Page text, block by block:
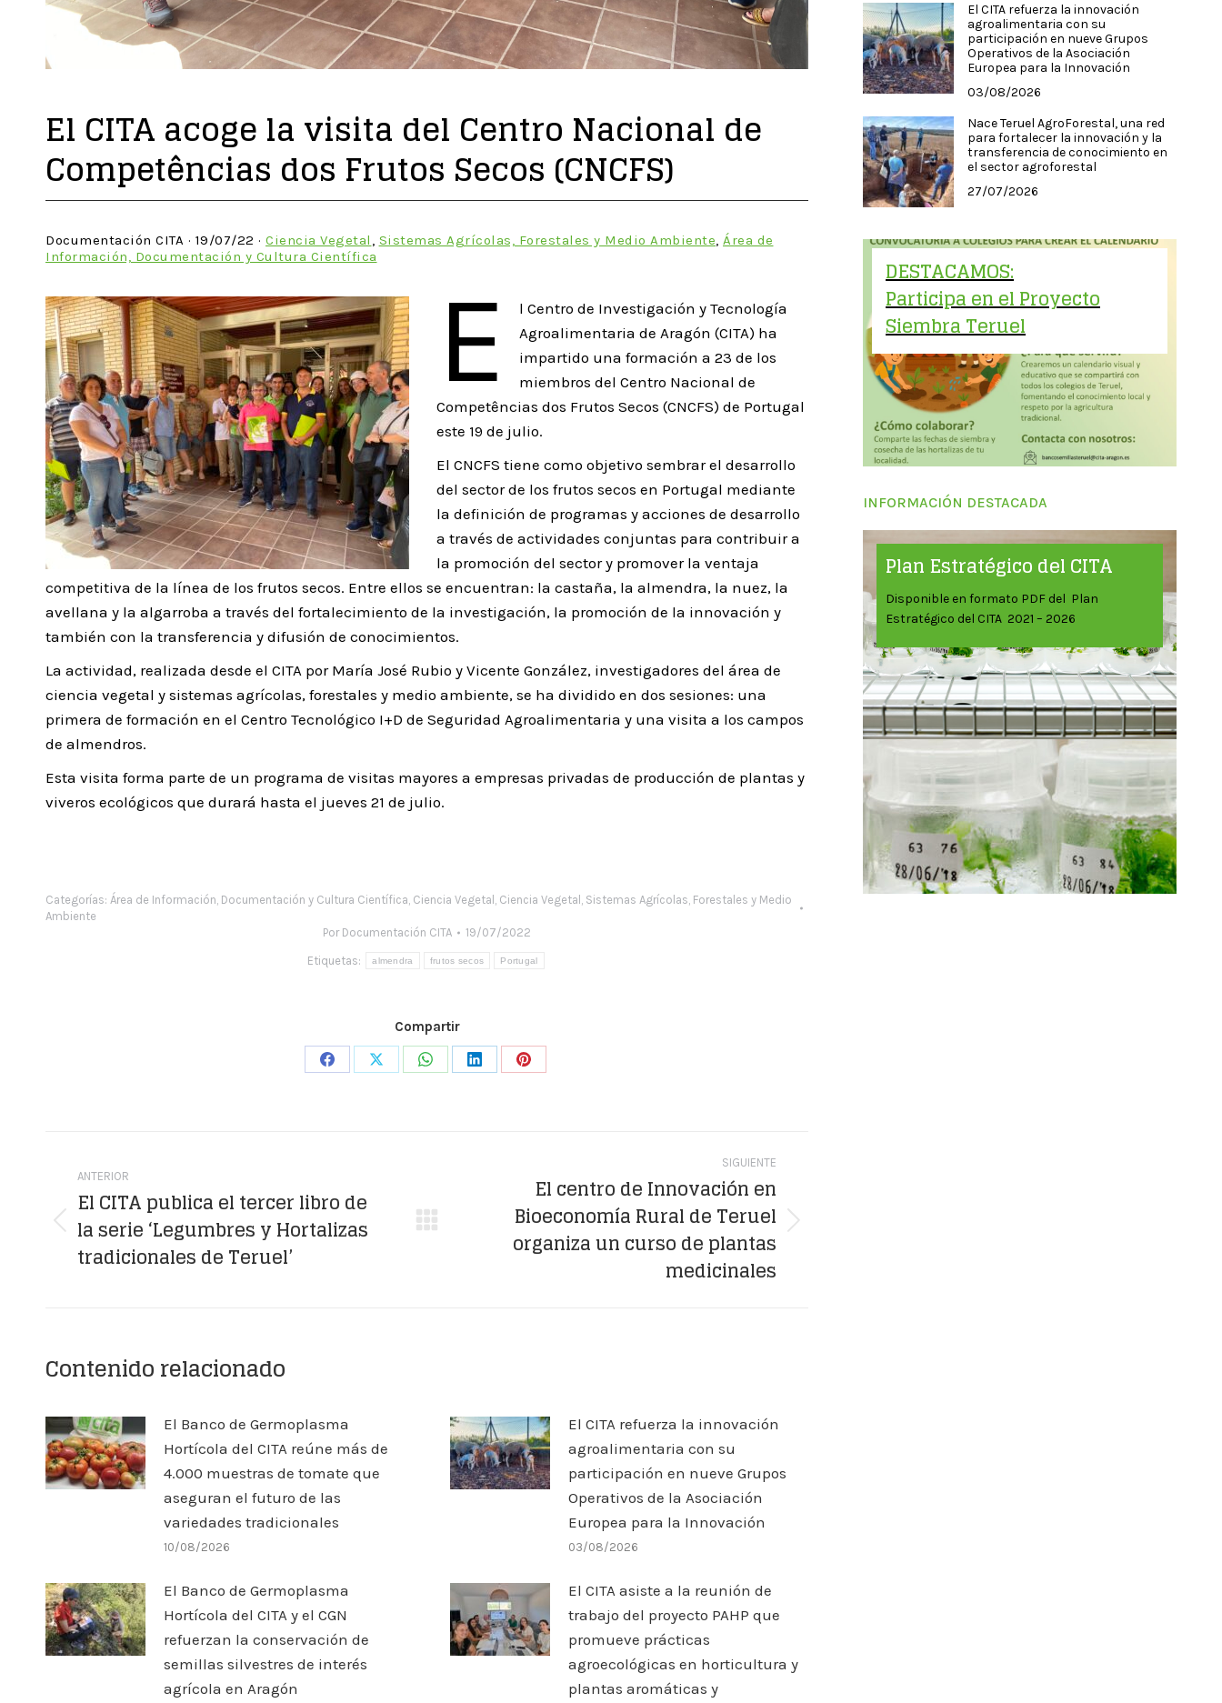
El CITA acoge la visita del Centro Nacional de
Competências dos Frutos Secos (CNCFS)
Documentación CITA · 19/07/22 · Ciencia Vegetal , Sistemas Agrícolas, Forestales y Medio Ambiente, Área de
Información, Documentación y Cultura Científica
E
l Centro de Investigación y Tecnología
Agroalimentaria de Aragón (CITA) ha
impartido una formación a 23 de los
miembros del Centro Nacional de
Competências dos Frutos Secos (CNCFS) de Portugal
este 19 de julio.
El CNCFS tiene como objetivo sembrar el desarrollo
del sector de los frutos secos en Portugal mediante
la definición de programas y acciones de desarrollo
a través de actividades conjuntas para contribuir a
la promoción del sector y promover la ventaja
competitiva de la línea de los frutos secos. Entre ellos se encuentran: la castaña, la almendra, la nuez, la
avellana y la algarroba a través del fortalecimiento de la investigación, la promoción de la innovación y
también con la transferencia y difusión de conocimientos.
La actividad, realizada desde el CITA por María José Rubio y Vicente González, investigadores del área de
ciencia vegetal y sistemas agrícolas, forestales y medio ambiente, se ha dividido en dos sesiones: una
primera de formación en el Centro Tecnológico I+D de Seguridad Agroalimentaria y una visita a los campos
de almendros.
Esta visita forma parte de un programa de visitas mayores a empresas privadas de producción de plantas y
viveros ecológicos que durará hasta el jueves 21 de julio.
Categorías: Área de Información, Documentación y Cultura Científica, Ciencia Vegetal , Ciencia Vegetal , Sistemas Agrícolas, Forestales y Medio
Ambiente
Por Documentación CITA 19/07/2022
Etiquetas: almendra frutos secos Portugal
Compartir
Share
Share
Share
Share
Share
entre
publicaciones
ANTERIOR
Publicación
anterior:
El CITA publica el tercer libro de
la serie ‘Legumbres y Hortalizas
tradicionales de Teruel’
SIGUIENTE
siguiente:
El centro de Innovación en
Bioeconomía Rural de Teruel
organiza un curso de plantas
medicinales
Contenido relacionado
El Banco de Germoplasma
Hortícola del CITA reúne más de
4.000 muestras de tomate que
aseguran el futuro de las
variedades tradicionales
10/08/2026
El CITA refuerza la innovación
agroalimentaria con su
participación en nueve Grupos
Operativos de la Asociación
Europea para la Innovación
03/08/2026
El Banco de Germoplasma
Hortícola del CITA y el CGN
refuerzan la conservación de
semillas silvestres de interés
agrícola en Aragón
El CITA asiste a la reunión de
trabajo del proyecto PAHP que
promueve prácticas
agroecológicas en horticultura y
plantas aromáticas y
El CITA refuerza la innovación
agroalimentaria con su
participación en nueve Grupos
Operativos de la Asociación
Europea para la Innovación
03/08/2026
Nace Teruel AgroForestal, una red
para fortalecer la innovación y la
transferencia de conocimiento en
el sector agroforestal
27/07/2026
DESTACAMOS:
Participa en el Proyecto
Siembra Teruel
INFORMACIÓN DESTACADA
Plan Estratégico del CITA
Disponible en formato PDF del Plan
Estratégico del CITA 2021 – 2026